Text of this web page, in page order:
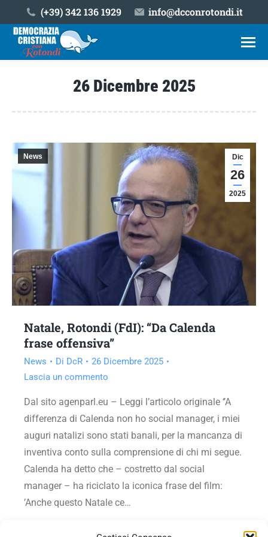
(+39) ‎342 136 1929 info@dcconrotondi.it
26 Dicembre 2025
Dic
26
2025
News
Natale, Rotondi (FdI): “Da Calenda
frase offensiva”
News Di DcR
26 Dicembre 2025
Lascia un commento
Dal sito agenparl.eu – Leggi l’articolo originale ‘’A
differenza di Calenda non ho social manager, i miei
auguri natalizi sono stati banali, per la mancanza di
inventiva conto sulla comprensione di chi mi segue.
Calenda ha detto che – costretto dal social
manager – ha riciclato la iconica frase del film:
’Anche questo Natale ce…